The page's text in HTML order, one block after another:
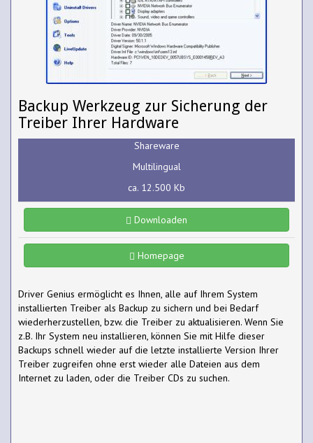
Backup Werkzeug zur Sicherung der
Treiber Ihrer Hardware
Shareware
Multilingual
ca. 12.500 Kb
Downloaden
Homepage
Driver Genius ermöglicht es Ihnen, alle auf Ihrem System
installierten Treiber als Backup zu sichern und bei Bedarf
wiederherzustellen, bzw. die Treiber zu aktualisieren. Wenn Sie
z.B. Ihr System neu installieren, können Sie mit Hilfe dieser
Backups schnell wieder auf die letzte installierte Version Ihrer
Treiber zugreifen ohne erst wieder alle Dateien aus dem
Internet zu laden, oder die Treiber CDs zu suchen.